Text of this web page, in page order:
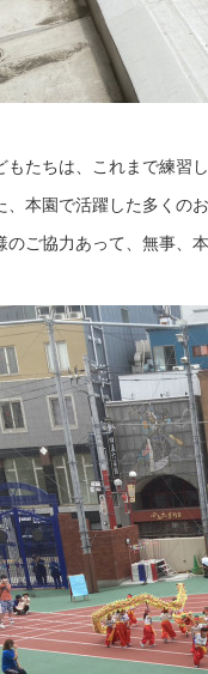
もたちは、これまで練習
、本園で活躍した多くの
のご協力あって、無事、